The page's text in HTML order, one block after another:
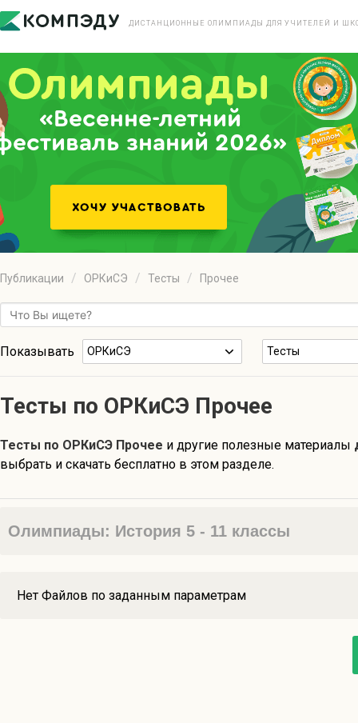
ДИСТАНЦИОННЫЕ ОЛИМПИАДЫ ДЛЯ УЧИТЕЛЕЙ И
«Весенне-летний
знаний 2026»
Публикации ОРКиСЭ Тесты Прочее
Показывать ОРКиСЭ Тесты
Тесты по ОРКиСЭ Прочее
Тесты по ОРКиСЭ Прочее и другие полезные материалы
выбрать и скачать бесплатно в этом разделе.
Олимпиады: История 5 - 11 классы
Нет Файлов по заданным параметрам